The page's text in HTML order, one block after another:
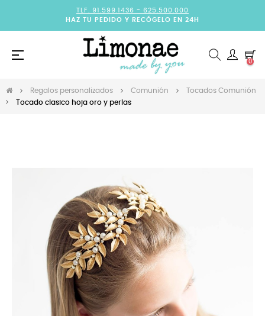
TLF. 91.599.1436 - 625.500.000
HAZ TU PEDIDO Y RECÓGELO EN 24H
Navegación
☰
0
Regalos personalizados Comunión
Tocados Comunión
Tocado clasico hoja oro y perlas